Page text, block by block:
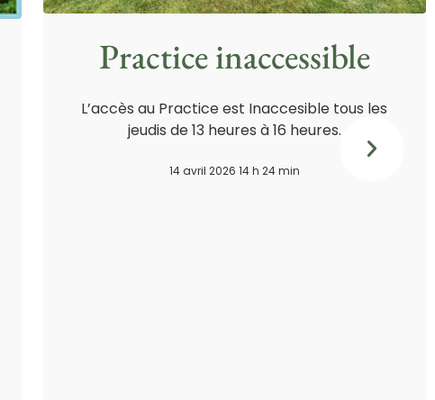
Practice inaccessible
L’accès au Practice est Inaccesible tous les
jeudis de 13 heures à 16 heures.
14 avril 2026 14 h 24 min